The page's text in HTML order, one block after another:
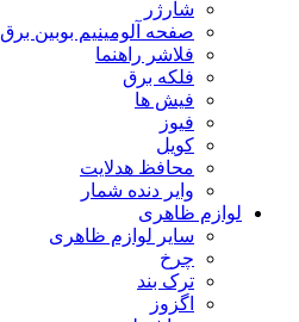
شارژر
صفحه آلومینیم بوبین برق
فلاشر راهنما
فلکه برق
فیش ها
فیوز
کویل
محافظ هدلایت
وایر دنده شمار
لوازم ظاهری
سایر لوازم ظاهری
چرخ
ترک بند
اگزوز